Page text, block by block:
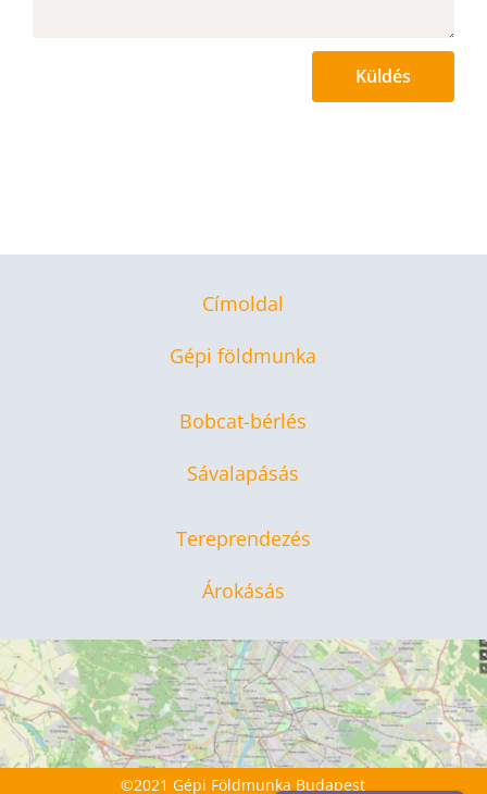
Küldés
Címoldal
Gépi földmunka
Bobcat-bérlés
Sávalapásás
Tereprendezés
Árokásás
©2021 Gépi Földmunka Budapest